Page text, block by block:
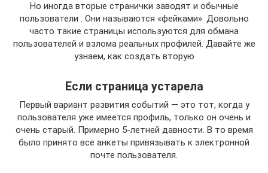
Но иногда вторые странички заводят и обычные
пользователи . Они называются «фейками». Довольно
часто такие страницы используются для обмана
пользователей и взлома реальных профилей. Давайте же
узнаем, как создать вторую
Если страница устарела
Первый вариант развития событий — это тот, когда у
пользователя уже имеется профиль, только он очень и
очень старый. Примерно 5-летней давности. В то время
было принято все анкеты привязывать к электронной
почте пользователя.